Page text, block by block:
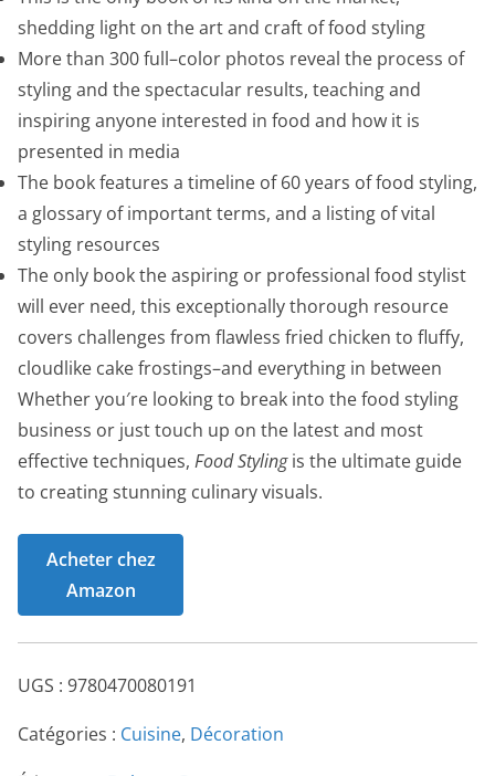
shedding light on the art and craft of food styling
More than 300 full–color photos reveal the process of
styling and the spectacular results, teaching and
inspiring anyone interested in food and how it is
presented in media
The book features a timeline of 60 years of food styling,
a glossary of important terms, and a listing of vital
styling resources
The only book the aspiring or professional food stylist
will ever need, this exceptionally thorough resource
covers challenges from flawless fried chicken to fluffy,
cloudlike cake frostings–and everything in between
Whether you′re looking to break into the food styling
business or just touch up on the latest and most
effective techniques, Food Stylingis the ultimate guide
to creating stunning culinary visuals.
Acheter chez
Amazon
UGS : 9780470080191
Catégories : Cuisine, Décoration